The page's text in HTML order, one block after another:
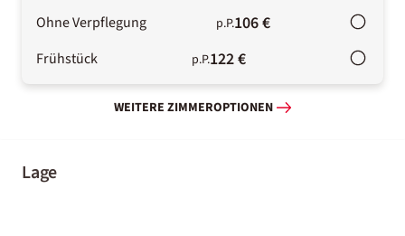
Ohne Verpflegung p.P.106 €
Frühstück p.P.122 €
WEITERE ZIMMEROPTIONEN
Lage